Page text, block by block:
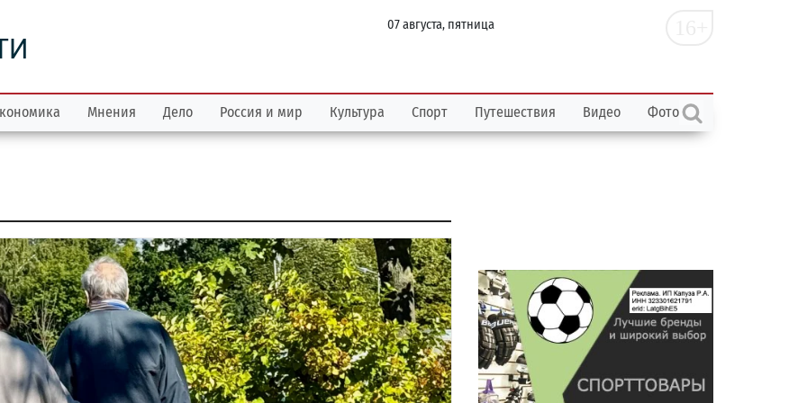
07 августа, пятница
Мнения Дело Россия и мир Культура Спорт Путешествия Видео Фото